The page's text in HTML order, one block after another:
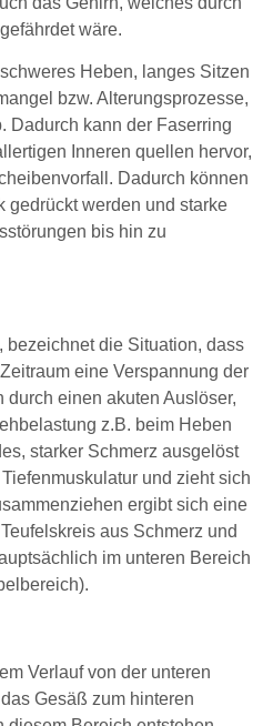
wäre.
Heben, langes Sitzen
bzw. Alterungsprozesse,
Dadurch kann der Faserring
Inneren quellen hervor,
Dadurch können
gedrückt werden und starke
bis hin zu
bezeichnet die Situation, dass
eine Verspannung der
durch einen akuten Auslöser,
z.B. beim Heben
starker Schmerz ausgelöst
und zieht sich
ergibt sich eine
aus Schmerz und
im unteren Bereich
Verlauf von der unteren
Gesäß zum hinteren